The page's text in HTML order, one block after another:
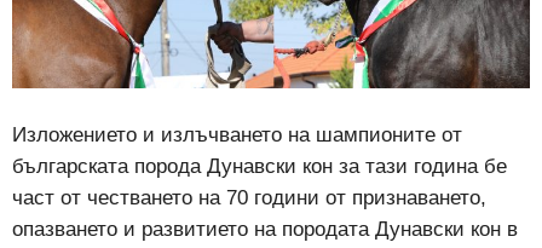
Изложението и излъчването на шампионите от
българската порода Дунавски кон за тази година бе
част от честването на 70 години от признаването,
опазването и развитието на породата Дунавски кон в